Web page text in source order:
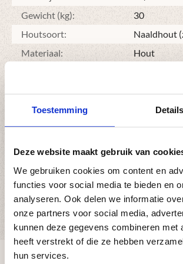
Toestemming Details
Deze website maakt gebruik van
We gebruiken cookies om content en
functies voor social media te bieden en
analyseren. Ook delen we informatie
onze partners voor social media,
kunnen deze gegevens combineren met
heeft verstrekt of die ze hebben
hun services.
scherm gebruikt wordt.
Let op: De zwarte kleur blijft niet altijd
gaat de kleur veranderen. Om dit te
Gewicht (kg):
30
Houtsoort:
Naaldhout
Materiaal:
Hout
Instructievideo
schutting
8:55
Download montagehandleiding
Ervaringen van onze klanten